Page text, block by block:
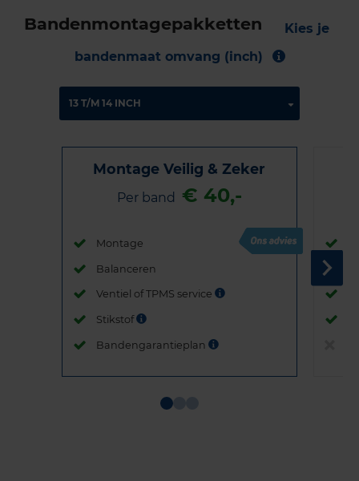
Bandenmontagepakketten
Kies je
bandenmaat omvang (inch)
Montage Veilig & Zeker
Per band € 40,-
Montage
Balanceren
Ventiel of TPMS service
Stikstof
Bandengarantieplan